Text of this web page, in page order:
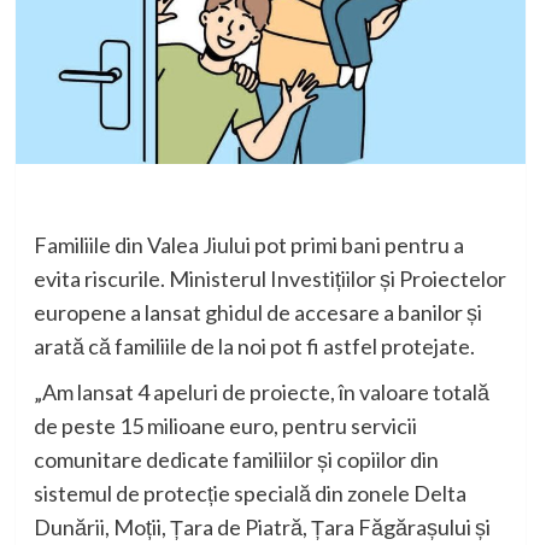
Familiile din Valea Jiului pot primi bani pentru a
evita riscurile. Ministerul Investițiilor și Proiectelor
europene a lansat ghidul de accesare a banilor și
arată că familiile de la noi pot fi astfel protejate.
„Am lansat 4 apeluri de proiecte, în valoare totală
de peste 15 milioane euro, pentru servicii
comunitare dedicate familiilor și copiilor din
sistemul de protecție specială din zonele Delta
Dunării, Moții, Țara de Piatră, Țara Făgărașului și